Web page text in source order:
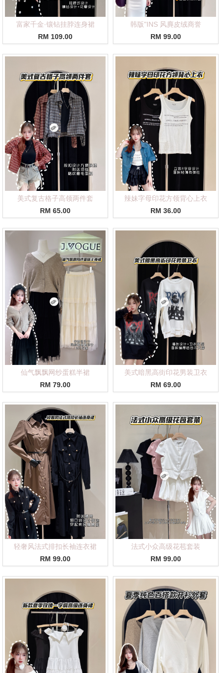
富家千金·镶钻挂脖连身裙
RM 109.00
韩版"INS 风麂皮绒商誉
RM 99.00
美式复古格子高领两件套
RM 65.00
辣妹字母印花方领背心上衣
RM 36.00
仙气飘飘网纱蛋糕半裙
RM 79.00
美式暗黑高街印花男装卫衣
RM 69.00
轻奢风法式排扣长袖连衣裙
RM 99.00
法式小众高级花苞套装
RM 99.00